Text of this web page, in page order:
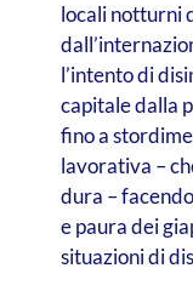
locali notturni
l’intento di
capitale dalla
fino a
lavorativa –
dura –
e paura dei
situazioni di